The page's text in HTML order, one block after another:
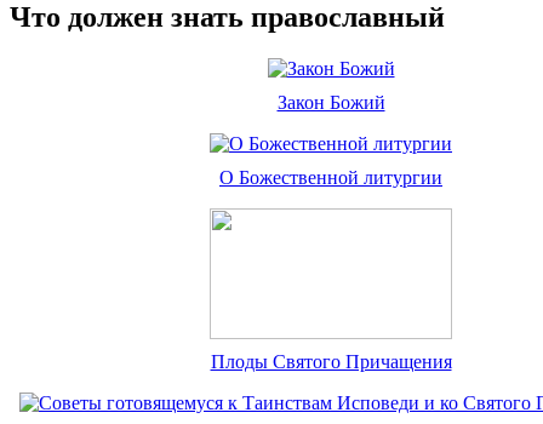
Что должен знать православный
Закон Божий
О Божественной литургии
Плоды Святого Причащения